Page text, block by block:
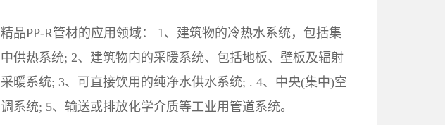
精品PP-R管材的应用领域： 1、建筑物的冷热水系统，包括集
中供热系统; 2、建筑物内的采暖系统、包括地板、壁板及辐射
采暖系统; 3、可直接饮用的纯净水供水系统; . 4、中央(集中)空
调系统; 5、输送或排放化学介质等工业用管道系统。